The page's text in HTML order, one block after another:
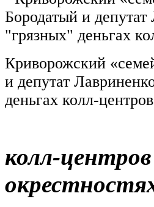
Криворожский
и депутат
деньгах колл-центров
колл-